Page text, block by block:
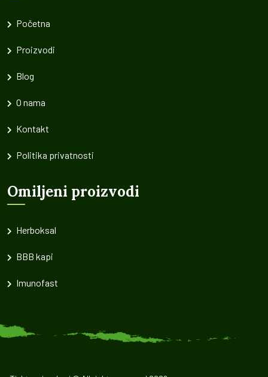
Početna
Proizvodi
Blog
O nama
Kontakt
Politika privatnosti
Omiljeni proizvodi
Herboksal
BBB kapi
Imunofast